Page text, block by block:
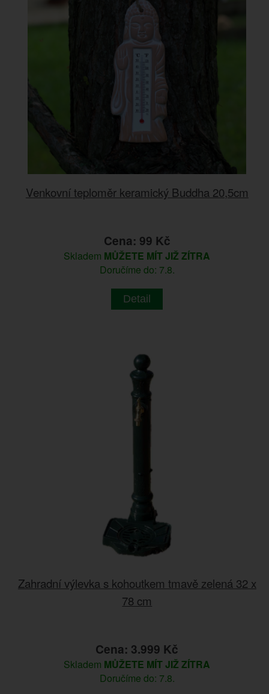
Venkovní teploměr keramický Buddha 20,5cm
Cena: 99 Kč
Skladem MŮŽETE MÍT JIŽ ZÍTRA
Doručíme do: 7.8.
Detail
Zahradní výlevka s kohoutkem tmavě zelená 32 x
78 cm
Cena: 3.999 Kč
Skladem MŮŽETE MÍT JIŽ ZÍTRA
Doručíme do: 7.8.